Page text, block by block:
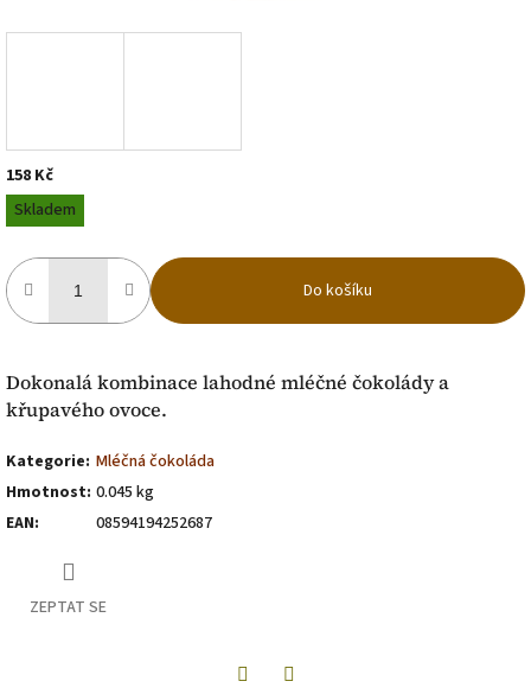
158 Kč
Měrná
cena:
Skladem
Do košíku
Dokonalá kombinace lahodné mléčné čokolády a
křupavého ovoce.
Kategorie: Mléčná čokoláda
Hmotnost: 0.045 kg
EAN: 08594194252687
ZEPTAT SE